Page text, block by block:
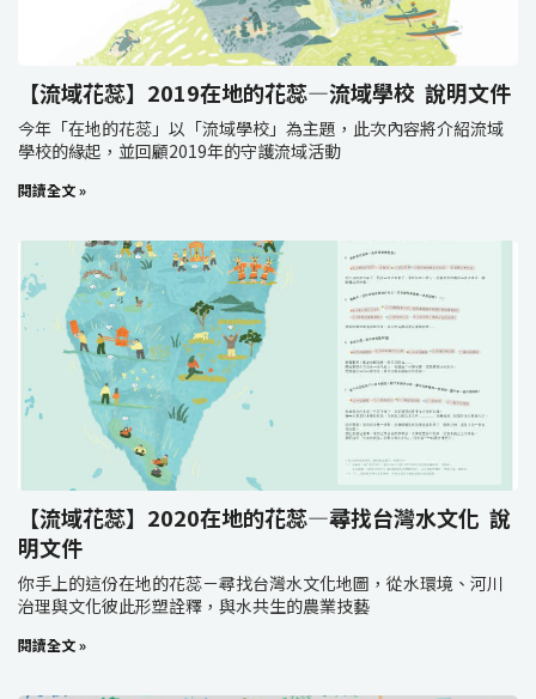
【流域花蕊】2019在地的花蕊—流域學校 說明文件
今年「在地的花蕊」以「流域學校」為主題，此次內容將介紹流域
學校的緣起，並回顧2019年的守護流域活動
閱讀全文 »
【流域花蕊】2020在地的花蕊—尋找台灣水文化 說
明文件
你手上的這份在地的花蕊－尋找台灣水文化地圖，從水環境、河川
治理與文化彼此形塑詮釋，與水共生的農業技藝
閱讀全文 »